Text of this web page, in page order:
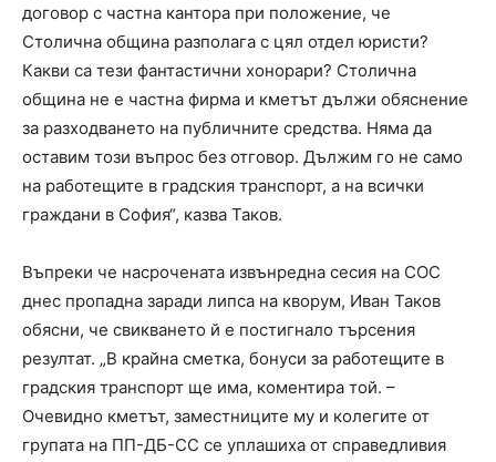
договор с частна кантора при положение, че
Столична община разполага с цял отдел юристи?
Какви са тези фантастични хонорари? Столична
община не е частна фирма и кметът дължи обяснение
за разходването на публичните средства. Няма да
оставим този въпрос без отговор. Дължим го не само
на работещите в градския транспорт, а на всички
граждани в София“, казва Таков.
Въпреки че насрочената извънредна сесия на СОС
днес пропадна заради липса на кворум, Иван Таков
обясни, че свикването й е постигнало търсения
резултат. „В крайна сметка, бонуси за работещите в
градския транспорт ще има, коментира той. –
Очевидно кметът, заместниците му и колегите от
групата на ПП-ДБ-СС се уплашиха от справедливия